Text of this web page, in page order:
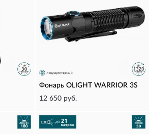
Фонарь OLIGHT WARRIOR 3S
12 650 руб.